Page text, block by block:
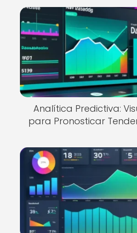
Analítica Predictiva:
para Pronosticar